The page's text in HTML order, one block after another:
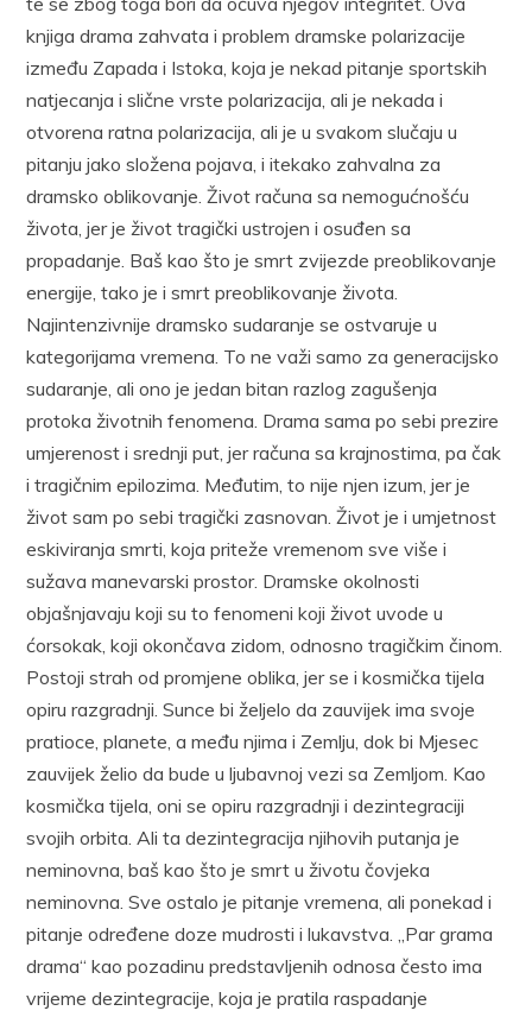
knjiga drama zahvata i problem dramske polarizacije
između Zapada i Istoka, koja je nekad pitanje sportskih
natjecanja i slične vrste polarizacija, ali je nekada i
otvorena ratna polarizacija, ali je u svakom slučaju u
pitanju jako složena pojava, i itekako zahvalna za
dramsko oblikovanje. Život računa sa nemogućnošću
života, jer je život tragički ustrojen i osuđen sa
propadanje. Baš kao što je smrt zvijezde preoblikovanje
energije, tako je i smrt preoblikovanje života.
Najintenzivnije dramsko sudaranje se ostvaruje u
kategorijama vremena. To ne važi samo za generacijsko
sudaranje, ali ono je jedan bitan razlog zagušenja
protoka životnih fenomena. Drama sama po sebi prezire
umjerenost i srednji put, jer računa sa krajnostima, pa čak
i tragičnim epilozima. Međutim, to nije njen izum, jer je
život sam po sebi tragički zasnovan. Život je i umjetnost
eskiviranja smrti, koja priteže vremenom sve više i
sužava manevarski prostor. Dramske okolnosti
objašnjavaju koji su to fenomeni koji život uvode u
ćorsokak, koji okončava zidom, odnosno tragičkim činom.
Postoji strah od promjene oblika, jer se i kosmička tijela
opiru razgradnji. Sunce bi željelo da zauvijek ima svoje
pratioce, planete, a među njima i Zemlju, dok bi Mjesec
zauvijek želio da bude u ljubavnoj vezi sa Zemljom. Kao
kosmička tijela, oni se opiru razgradnji i dezintegraciji
svojih orbita. Ali ta dezintegracija njihovih putanja je
neminovna, baš kao što je smrt u životu čovjeka
neminovna. Sve ostalo je pitanje vremena, ali ponekad i
pitanje određene doze mudrosti i lukavstva. „Par grama
drama“ kao pozadinu predstavljenih odnosa često ima
vrijeme dezintegracije, koja je pratila raspadanje